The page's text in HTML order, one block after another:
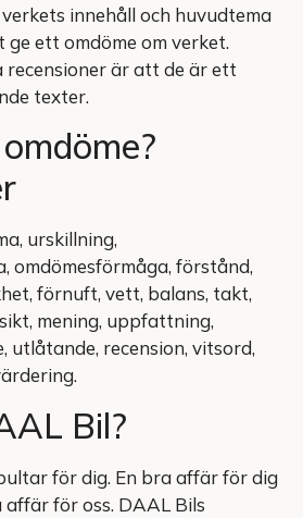
innehåll och huvudtema
ett omdöme om verket.
recensioner är att de är ett
texter.
urskillning,
omdömesförmåga, förstånd,
förnuft, vett, balans, takt,
mening, uppfattning,
utlåtande, recension, vitsord,
Bil?
för dig. En bra affär för dig
för oss. DAAL Bils